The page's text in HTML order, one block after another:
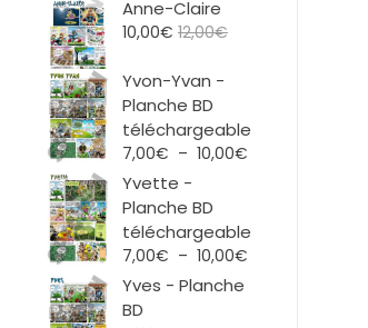
Anne-Claire
10,00€ 12,00€
Yvon-Yvan -
Planche BD
téléchargeable
7,00€ – 10,00€
Yvette -
Planche BD
téléchargeable
7,00€ – 10,00€
Yves - Planche
BD